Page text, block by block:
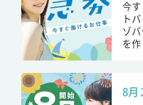
今
ト
ゾ
を
8月